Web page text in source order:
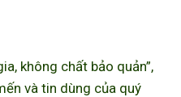
không chất bảo quản”,
và tin dùng của quý